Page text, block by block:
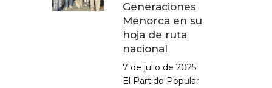
Generaciones
Menorca en su
hoja de ruta
nacional
7 de julio de 2025.
El Partido Popular